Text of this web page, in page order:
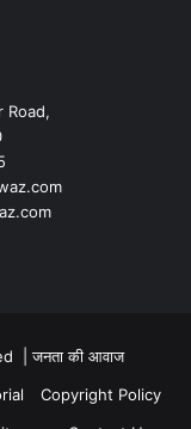
Road,
|जनता की आवाज
Copyright Policy